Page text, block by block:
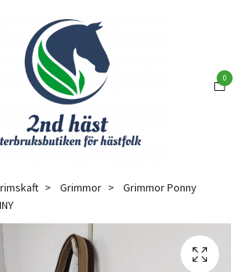
0
Grimmor
Grimmor Ponny